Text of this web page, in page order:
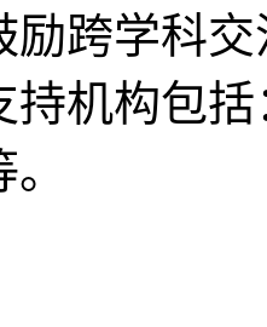
励跨学科
持机构包